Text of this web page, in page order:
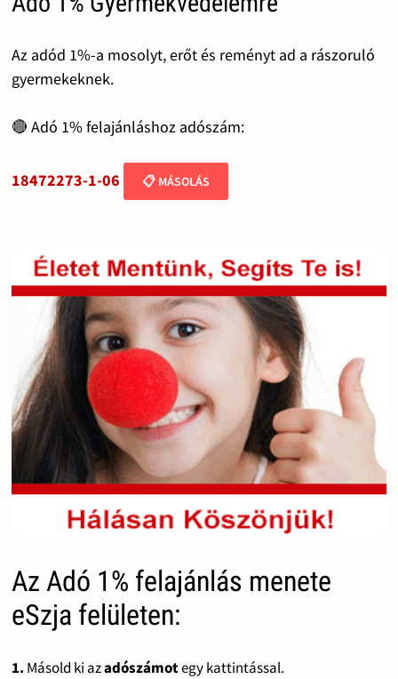
Az adód 1%-a mosolyt, erőt és reményt ad a rászoruló
gyermekeknek.
🔴 Adó 1% felajánláshoz adószám:
18472273-1-06 📋 MÁSOLÁS
Az Adó 1% felajánlás menete
eSzja felületen:
1. Másold ki azadószámotegy kattintással.